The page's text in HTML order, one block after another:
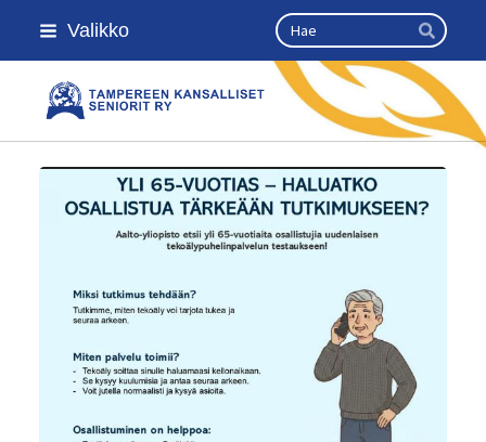
Siirry
sivun
Valikko Haku
Hae
Kansallinen senioriliitto